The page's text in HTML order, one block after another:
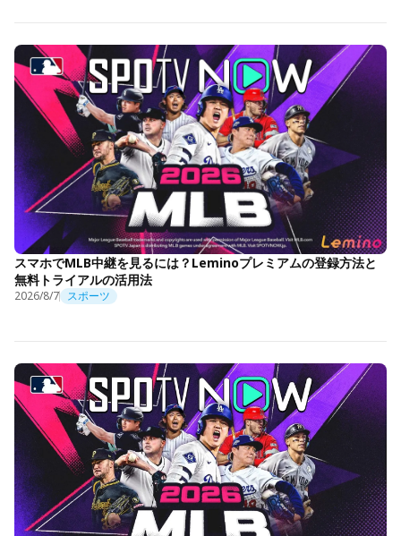
スマホでMLB中継を見るには？Leminoプレミアムの登録方法と
無料トライアルの活用法
2026/8/7 スポーツ